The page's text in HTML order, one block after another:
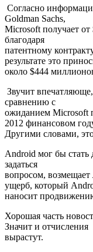
Согласно
Goldman Sachs,
Microsoft получает от
благодаря
патентному
результате это
около $444
Звучит
сравнению с
ожиданием Microsoft
2012 финансовом
Другими словами,
Android мог бы стать
задаться
вопросом, возмещает
ущерб, который
наносит
Хорошая часть
Значит и отчисления
вырастут.